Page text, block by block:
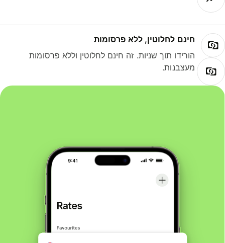
חינם לחלוטין, ללא פרסומות
הורידו תוך שניות. זה חינם לחלוטין וללא פרסומות
מעצבנות.